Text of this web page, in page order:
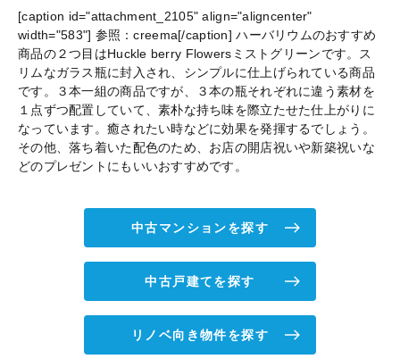
[caption id="attachment_2105" align="aligncenter"
width="583"] 参照：creema[/caption] ハーバリウムのおすすめ
商品の２つ目はHuckle berry Flowersミストグリーンです。ス
リムなガラス瓶に封入され、シンプルに仕上げられている商品
です。３本一組の商品ですが、３本の瓶それぞれに違う素材を
１点ずつ配置していて、素朴な持ち味を際立たせた仕上がりに
なっています。癒されたい時などに効果を発揮するでしょう。
その他、落ち着いた配色のため、お店の開店祝いや新築祝いな
どのプレゼントにもいいおすすめです。
中古マンションを探す
中古戸建てを探す
リノベ向き物件を探す